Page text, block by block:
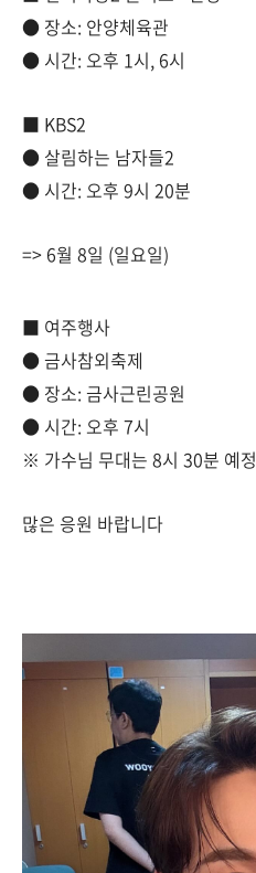
● 장소: 안양체육관
● 시간: 오후 1시, 6시
■ KBS2
● 살림하는 남자들2
● 시간: 오후 9시 20분
=> 6월 8일 (일요일)
■ 여주행사
● 금사참외축제
● 장소: 금사근린공원
● 시간: 오후 7시
※ 가수님 무대는 8시 30분 예정
많은 응원 바랍니다